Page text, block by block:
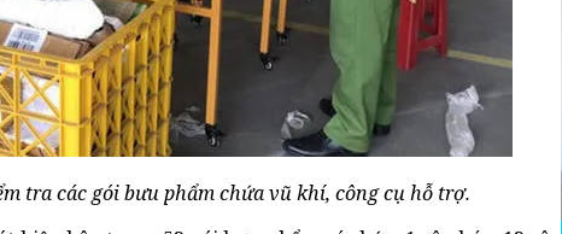
tra các gói bưu phẩm chứa vũ khí, công cụ hỗ trợ.